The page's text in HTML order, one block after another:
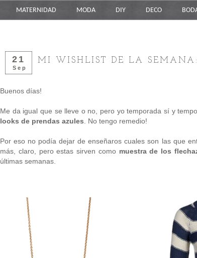
MATERNIDAD MODA DIY DECO
21
Sep
MI WISHLIST DE LA
Buenos días!
Me da igual que se lleve o no, pero yo temporada sí y
looks de prendas azules . No tengo remedio!
Por eso no podía dejar de enseñaros cuales son las que
más, claro, pero estas sirven como muestra de los
últimas semanas.